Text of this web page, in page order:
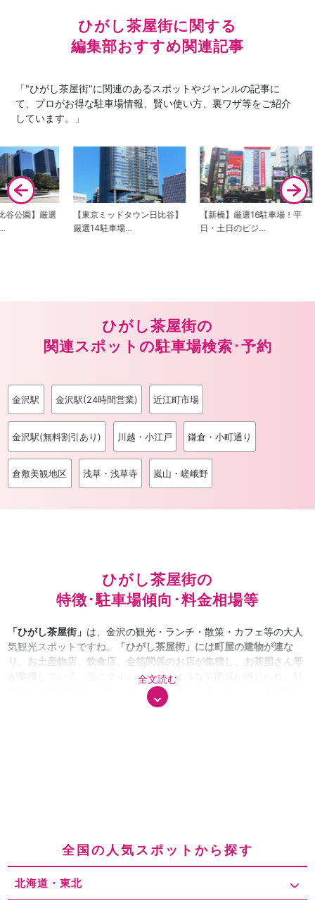
ひがし茶屋街に関する
編集部おすすめ関連記事
「"ひがし茶屋街"に関連のあるスポットやジャンルの記事に
て、プロがお得な駐車場情報、賢い使い方、裏ワザ等をご紹介
しています。」
ッドタウン日比谷】
車場…
【新橋】厳選16駐車場！平
日・土日のビジ…
【虎ノ門・虎ノ門ヒル
選13駐車場！…
ひがし茶屋街の
関連スポットの駐車場検索･予約
金沢駅 金沢駅(24時間営業) 近江町市場
金沢駅(無料割引あり) 川越・小江戸 鎌倉・小町通り
倉敷美観地区 浅草・浅草寺 嵐山・嵯峨野
ひがし茶屋街の
特徴･駐車場傾向･料金相場等
全文読む
「ひがし茶屋街」 は、金沢の観光・ランチ・散策・カフェ等の大人
気観光スポットですね。
「ひがし茶屋街」には町屋の建物が連な
り、お土産物店、飲食店、金箔関係のお店が集積し、お茶屋さん等
していて、昔にタイムスリップような雰囲気が感じられ、駐
車場に長時間駐車してゆっくり散策・食べ歩きしたくなりますね。
また、浅野川を挟んでひがし茶屋街の対角線にある
の満車が頻発していています。やはり、「ひがし茶屋街・主計町茶
屋街」ではランチ・カフェ・散策等をゆっくり快適に一日堪能する
ためにも、 安い最大料金や混雑を回避できる予約サービス等を活用
したいものです。
全国の人気スポットから探す
北海道・東北